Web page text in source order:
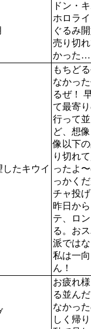
ドン・
ホロラ
ぐるみ
売り切
かった
したキウイ
もちど
なかっ
るぜ！
て最寄
行って
ど、想
像以下
り切れ
ったよ
っかく
チャ投
昨日か
テ、ロ
る。お
派では
私は一
ん！
お疲れ
る並ん
なかっ
しく帰